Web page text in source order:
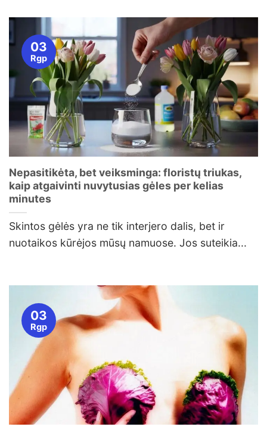
Nepasitikėta, bet veiksminga: floristų triukas,
kaip atgaivinti nuvytusias gėles per kelias
minutes
Skintos gėlės yra ne tik interjero dalis, bet ir
nuotaikos kūrėjos mūsų namuose. Jos suteikia...
03
Rgp
03
Rgp